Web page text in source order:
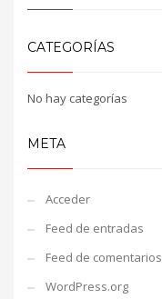
CATEGORÍAS
No hay categorías
META
Acceder
Feed de entradas
Feed de comentarios
WordPress.org